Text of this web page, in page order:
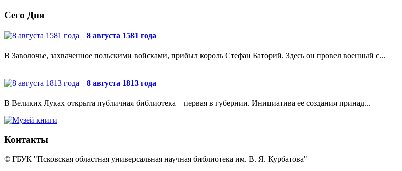
Сего Дня
8 августа 1581 года
В Заволочье, захваченное польскими войсками, прибыл король Стефан Баторий. Здесь он провел военный с...
8 августа 1813 года
В Великих Луках открыта публичная библиотека – первая в губернии. Инициатива ее создания принад...
Контакты
© ГБУК "Псковская областная универсальная научная библиотека им. В. Я. Курбатова"